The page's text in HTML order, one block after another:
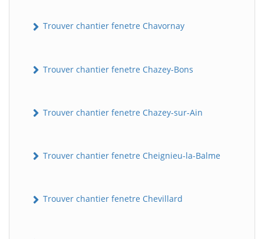
Trouver chantier fenetre Chavornay
Trouver chantier fenetre Chazey-Bons
Trouver chantier fenetre Chazey-sur-Ain
Trouver chantier fenetre Cheignieu-la-Balme
Trouver chantier fenetre Chevillard
BatiWebPro